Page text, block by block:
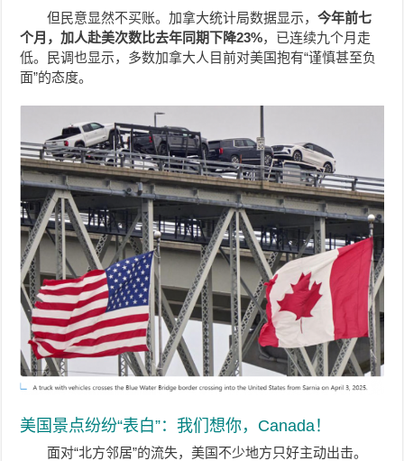
但民意显然不买账。加拿大统计局数据显示，今年前七
个月，加人赴美次数比去年同期下降23%，已连续九个月走
低。民调也显示，多数加拿大人目前对美国抱有“谨慎甚至负
面”的态度。
美国景点纷纷“表白”：我们想你，Canada！
面对“北方邻居”的流失，美国不少地方只好主动出击。